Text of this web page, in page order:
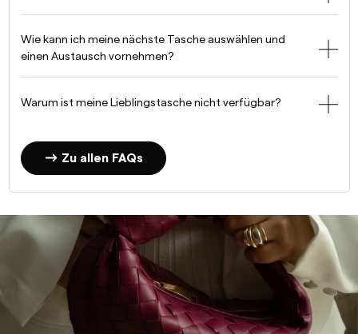
Wie kann ich meine nächste Tasche auswählen und
einen Austausch vornehmen?
Warum ist meine Lieblingstasche nicht verfügbar?
Zu allen FAQs